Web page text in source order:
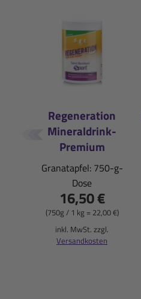
Regeneration
Mineraldrink-
Premium
Granatapfel: 750-g-
Dose
16,50 €
(750g / 1 kg = 22,00 €)
inkl. MwSt. zzgl.
Versandkosten